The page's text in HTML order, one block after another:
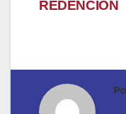
REDENCIÒN